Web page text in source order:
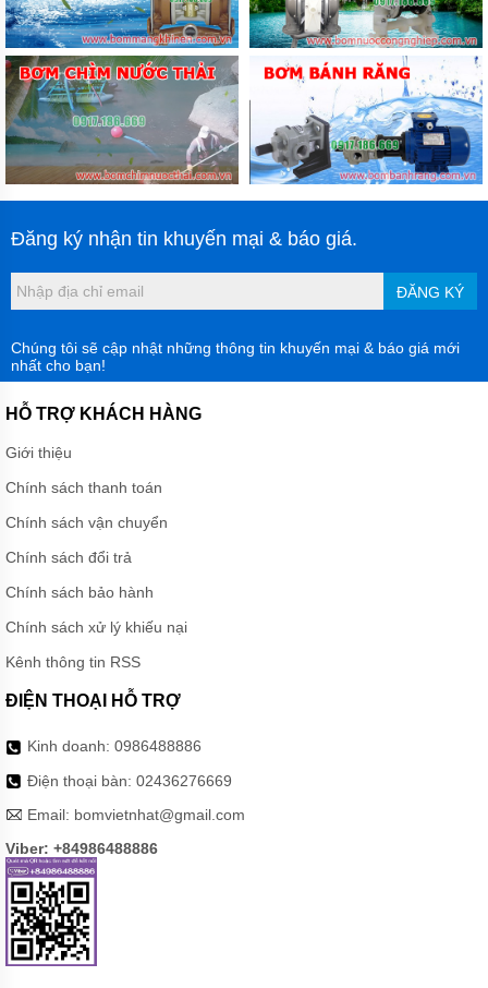
Đăng ký nhận tin khuyến mại & báo giá.
ĐĂNG KÝ
Chúng tôi sẽ cập nhật những thông tin khuyến mại & báo giá mới
nhất cho bạn!
HỖ TRỢ KHÁCH HÀNG
Giới thiệu
Chính sách thanh toán
Chính sách vận chuyển
Chính sách đổi trả
Chính sách bảo hành
Chính sách xử lý khiếu nại
Kênh thông tin RSS
ĐIỆN THOẠI HỖ TRỢ
Kinh doanh: 0986488886
Điện thoại bàn: 02436276669
Email: bomvietnhat@gmail.com
Viber: +84986488886